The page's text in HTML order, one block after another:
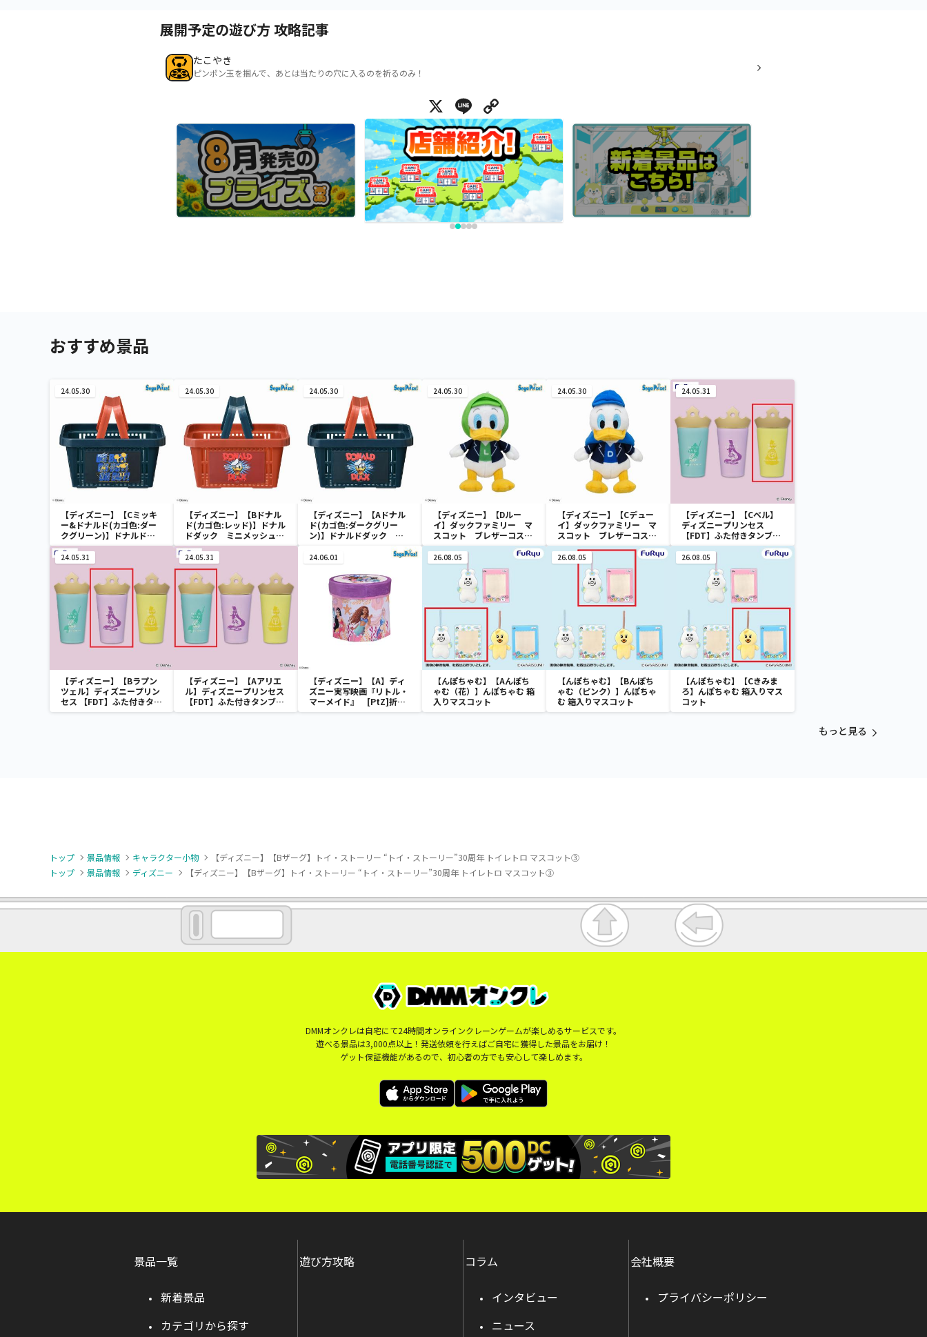
展開予定の遊び方 攻略記事
たこやき
ピンポン玉を掴んで、あとは当たりの穴に入るのを祈るのみ！
X Line
おすすめ景品
24.05.30
【ディズニー】【Cミッキ
ー&ドナルド(カゴ色:ダー
クグリーン)】ドナルドダ
ック ミニメッシュカゴ
24.05.30
【ディズニー】【Bドナル
ド(カゴ色:レッド)】ドナル
ドダック ミニメッシュカ
ゴ
24.05.30
【ディズニー】【Aドナル
ド(カゴ色:ダークグリー
ン)】ドナルドダック ミ
24.05.30
【ディズニー】【Dルー
イ】ダックファミリー マ
スコット ブレザーコスチ
ューム
24.05.30
【ディズニー】【Cデュー
イ】ダックファミリー マ
スコット ブレザーコスチ
ューム
24.05.31
【ディズニー】【Cベル】
ディズニープリンセス
【FDT】ふた付きタンブラ
ー
24.05.31
【ディズニー】【Bラプン
ツェル】ディズニープリン
セス 【FDT】ふた付きタン
ブラー
24.05.31
【ディズニー】【Aアリエ
ル】ディズニープリンセス
【FDT】ふた付きタンブラ
ー
24.06.01
【ディズニー】【A】ディ
ズニー実写映画『リトル・
マーメイド』 [PtZ]折り
畳みボックスチェアー
26.08.05
【んぽちゃむ】【Aんぽち
ゃむ（花）】んぽちゃむ 箱
入りマスコット
26.08.05
【んぽちゃむ】【Bんぽち
ゃむ（ピンク）】んぽちゃ
む 箱入りマスコット
26.08.05
【んぽちゃむ】【Cきみま
ろ】んぽちゃむ 箱入りマス
コット
もっと見る
トップ 景品情報 キャラクター小物
【ディズニー】【Bザーグ】トイ・ストーリー “トイ・ストーリー”30周年 トイレトロ マスコット③
トップ
景品情報 ディズニー 【ディズニー】【Bザーグ】トイ・ストーリー “トイ・ストーリー”30周年 トイレトロ マスコット③
DMMオンクレは自宅にて24時間オンラインクレーンゲームが楽しめるサービスです。
遊べる景品は3,000点以上！発送依頼を行えばご自宅に獲得した景品をお届け！
ゲット保証機能があるので、初心者の方でも安心して楽しめます。
景品一覧
新着景品
カテゴリから探す
遊び方攻略 コラム
インタビュー
ニュース
会社概要
プライバシーポリシー